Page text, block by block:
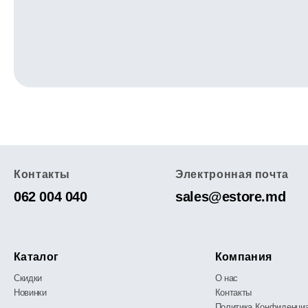
Контакты
062 004 040
Электронная почта
sales@estore.md
Каталог
Скидки
Новинки
Компания
О нас
Контакты